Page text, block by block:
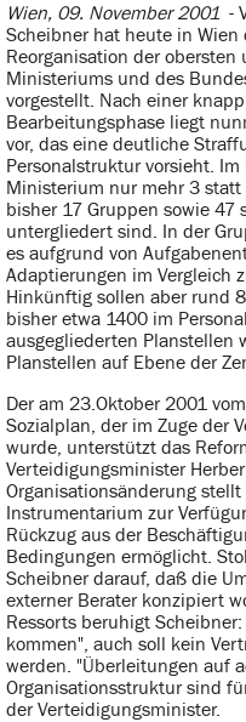
Wien, 09. November 2001 -
Scheibner hat heute in Wien
Reorganisation der obersten
Ministeriums und des
vorgestellt. Nach einer
Bearbeitungsphase liegt
vor, das eine deutliche
Personalstruktur vorsieht.
Ministerium nur mehr 3
bisher 17 Gruppen sowie
untergliedert sind. In der
es aufgrund von
Adaptierungen im Vergleich
Hinkünftig sollen aber rund
bisher etwa 1400 im
ausgegliederten Planstellen
Planstellen auf Ebene der
Der am 23.Oktober 2001
Sozialplan, der im Zuge der
wurde, unterstützt das
Verteidigungsminister
Organisationsänderung
Instrumentarium zur
Rückzug aus der
Bedingungen ermöglicht.
Scheibner darauf, daß die
externer Berater konzipiert
Ressorts beruhigt
kommen", auch soll kein
werden. "Überleitungen auf
Organisationsstruktur sind
der Verteidigungsminister.